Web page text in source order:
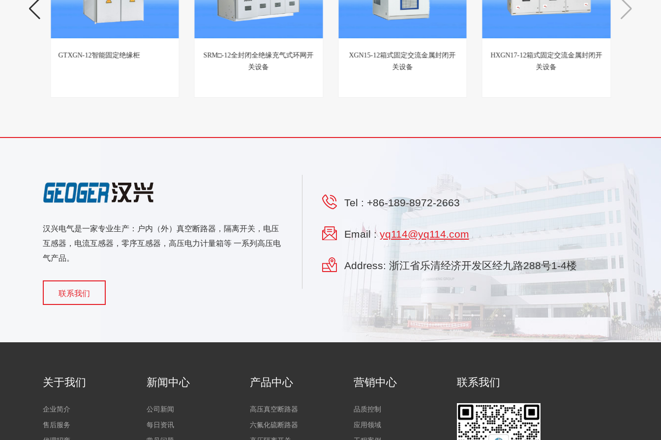
TBBZ高压无功自动补偿装置生产厂
GTXGN-12智能固定绝缘柜
SRM□-12全封闭全绝缘充气式环网开
关设备
XGN15-12箱式固定交流金属封闭开
关设备
汉兴电气是一家专业生产：户内（外）真空断路器，隔离开关，电压
互感器，电流互感器，零序互感器，高压电力计量箱等 一系列高压电
气产品。
联系我们
Tel : +86-189-8972-2663
Email :yq114@yq114.com
Address: 浙江省乐清经济开发区经九路288号1-4楼
关于我们
企业简介
售后服务
新闻中心
公司新闻
每日资讯
产品中心
高压真空断路器
六氟化硫断路器
营销中心
品质控制
应用领域
联系我们